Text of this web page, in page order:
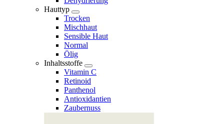
Hauttyp
Trocken
Mischhaut
Sensible Haut
Normal
Ölig
Inhaltsstoffe
Vitamin C
Retinoid
Panthenol
Antioxidantien
Zaubernuss